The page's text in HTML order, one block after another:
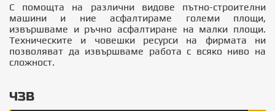
С помощта на различни видове пътно-строителни
машини и ние асфалтираме големи площи,
извършваме и ръчно асфалтиране на малки площи.
Техническите и човешки ресурси на фирмата ни
позволяват да извършваме работа с всяко ниво на
сложност.
ЧЗВ